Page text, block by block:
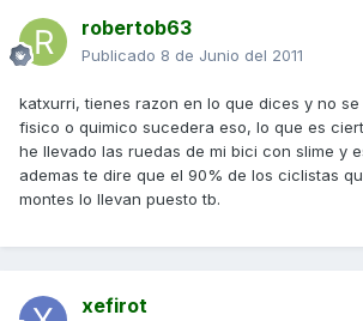
robertob63
Publicado 8 de Junio del 2011
katxurri, tienes razon en lo que dices y no
fisico o quimico sucedera eso, lo que es
he llevado las ruedas de mi bici con slime y
ademas te dire que el 90% de los ciclistas
montes lo llevan puesto tb.
xefirot